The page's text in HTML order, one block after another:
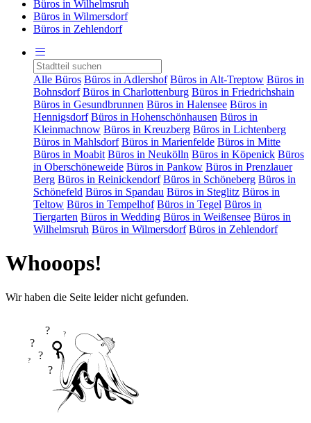
Büros in Wilhelmsruh
Büros in Wilmersdorf
Büros in Zehlendorf
Alle Büros Büros in Adlershof Büros in Alt-Treptow Büros in
Bohnsdorf Büros in Charlottenburg Büros in Friedrichshain
Büros in Gesundbrunnen Büros in Halensee Büros in
Hennigsdorf Büros in Hohenschönhausen Büros in
Kleinmachnow Büros in Kreuzberg Büros in Lichtenberg
Büros in Mahlsdorf Büros in Marienfelde Büros in Mitte
Büros in Moabit Büros in Neukölln Büros in Köpenick Büros
in Oberschöneweide Büros in Pankow Büros in Prenzlauer
Berg Büros in Reinickendorf Büros in Schöneberg Büros in
Schönefeld Büros in Spandau Büros in Steglitz Büros in
Teltow Büros in Tempelhof Büros in Tegel Büros in
Tiergarten Büros in Wedding Büros in Weißensee Büros in
Wilhelmsruh Büros in Wilmersdorf Büros in Zehlendorf
Whooops!
Wir haben die Seite leider nicht gefunden.
?
?
?
?
?
?